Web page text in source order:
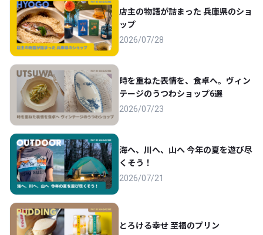
店主の物語が詰まった 兵庫県のショ
ップ
2026/07/28
時を重ねた表情を、食卓へ。ヴィン
テージのうつわショップ6選
2026/07/23
海へ、川へ、山へ 今年の夏を遊び尽
くそう！
2026/07/21
とろける幸せ 至福のプリン